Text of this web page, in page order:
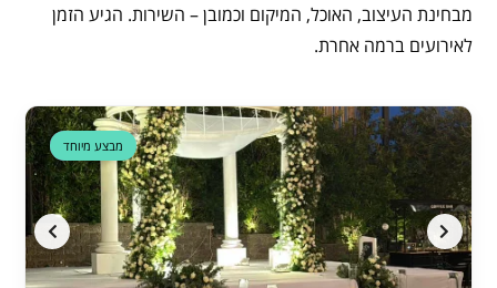
מבחינת העיצוב, האוכל, המיקום וכמובן – השירות. הגיע הזמן
לאירועים ברמה אחרת.
דקה 90
מבצע מיוחד